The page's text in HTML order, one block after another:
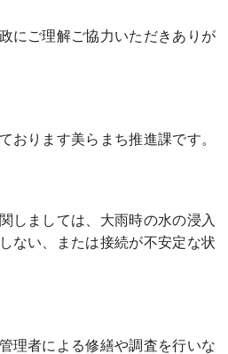
にご理解ご協力いただきありが
おります美らまち推進課です。
しましては、大雨時の水の浸入
ない、または接続が不安定な状
理者による修繕や調査を行いな